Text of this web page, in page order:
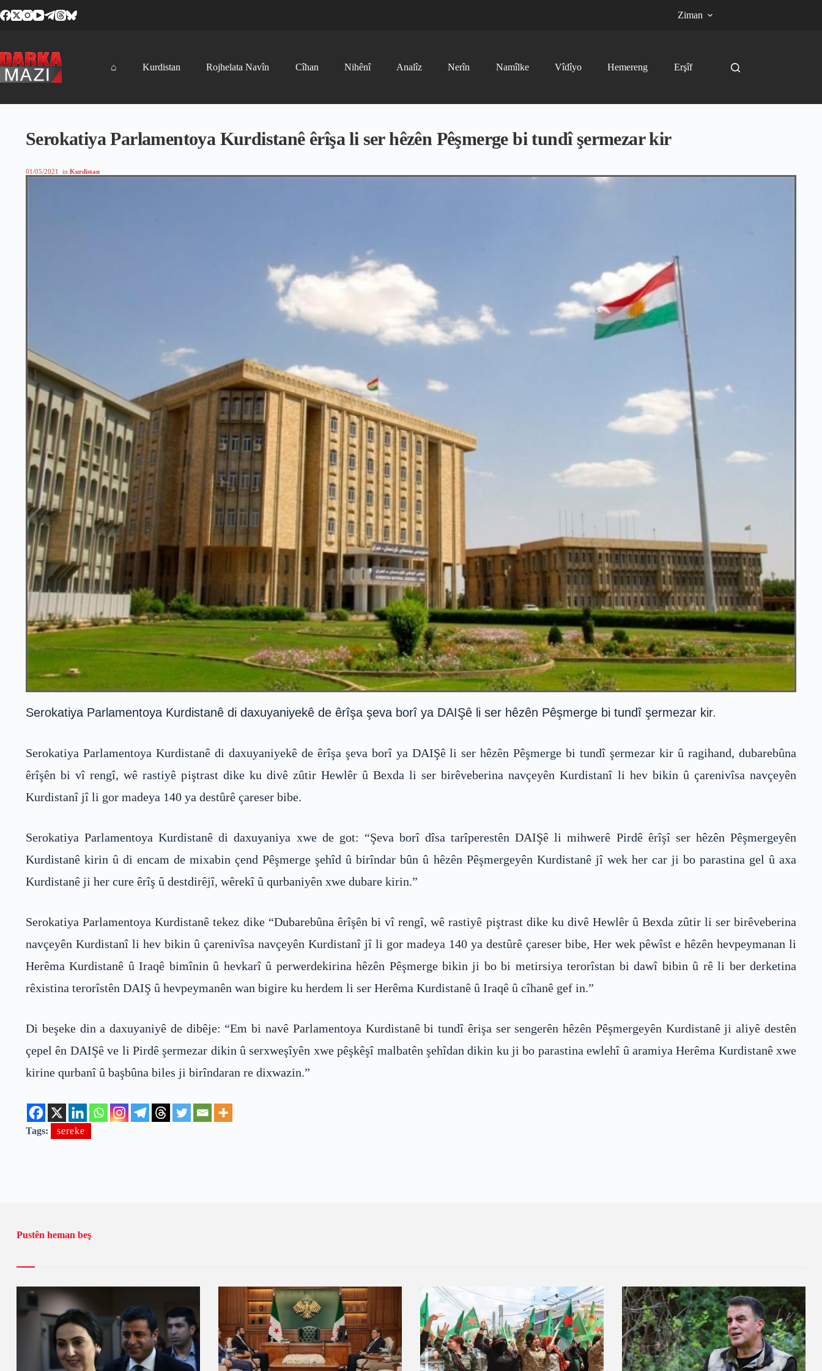
to
Ziman
⌂ Kurdistan Rojhelata Navîn Cîhan Nihênî Analîz Nerîn Namîlke Vîdîyo Hemereng Erşîf
Serokatiya Parlamentoya Kurdistanê êrîşa li ser hêzên Pêşmerge bi tundî şermezar kir
01/05/2021 in Kurdistan
Serokatiya Parlamentoya Kurdistanê di daxuyaniyekê de êrîşa şeva borî ya DAIŞê li ser hêzên Pêşmerge bi tundî şermezar kir.
Serokatiya Parlamentoya Kurdistanê di daxuyaniyekê de êrîşa şeva borî ya DAIŞê li ser hêzên Pêşmerge bi tundî şermezar kir û ragihand, dubarebûna
êrîşên bi vî rengî, wê rastiyê piştrast dike ku divê zûtir Hewlêr û Bexda li ser birêveberina navçeyên Kurdistanî li hev bikin û çarenivîsa navçeyên
Kurdistanî jî li gor madeya 140 ya destûrê çareser bibe.
Serokatiya Parlamentoya Kurdistanê di daxuyaniya xwe de got: “Şeva borî dîsa tarîperestên DAIŞê li mihwerê Pirdê êrîşî ser hêzên Pêşmergeyên
Kurdistanê kirin û di encam de mixabin çend Pêşmerge şehîd û birîndar bûn û hêzên Pêşmergeyên Kurdistanê jî wek her car ji bo parastina gel û axa
Kurdistanê ji her cure êrîş û destdirêjî, wêrekî û qurbaniyên xwe dubare kirin.”
Serokatiya Parlamentoya Kurdistanê tekez dike “Dubarebûna êrîşên bi vî rengî, wê rastiyê piştrast dike ku divê Hewlêr û Bexda zûtir li ser birêveberina
navçeyên Kurdistanî li hev bikin û çarenivîsa navçeyên Kurdistanî jî li gor madeya 140 ya destûrê çareser bibe, Her wek pêwîst e hêzên hevpeymanan li
Herêma Kurdistanê û Iraqê bimînin û hevkarî û perwerdekirina hêzên Pêşmerge bikin ji bo bi metirsiya terorîstan bi dawî bibin û rê li ber derketina
rêxistina terorîstên DAIŞ û hevpeymanên wan bigire ku herdem li ser Herêma Kurdistanê û Iraqê û cîhanê gef in.”
Di beşeke din a daxuyaniyê de dibêje: “Em bi navê Parlamentoya Kurdistanê bi tundî êrişa ser sengerên hêzên Pêşmergeyên Kurdistanê ji aliyê destên
çepel ên DAIŞê ve li Pirdê şermezar dikin û serxweşîyên xwe pêşkêşî malbatên şehîdan dikin ku ji bo parastina ewlehî û aramiya Herêma Kurdistanê xwe
kirine qurbanî û başbûna biles ji birîndaran re dixwazin.”
Tags: sereke
Pustên heman beş